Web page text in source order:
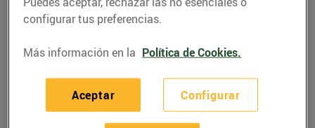
CONSEJOS Y HÁBITOS SALUDABLES
Mètodes de cocció
saludables
configurar tus preferencias.
Más información en la Política de Cookies.
Configurar
Aceptar